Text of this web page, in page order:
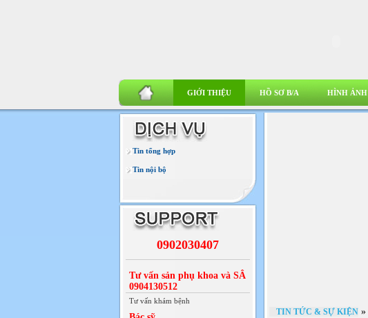
GIỚI THIỆU HỒ SƠ B/A HÌNH ẢNH
Tin tổng hợp
Tin nội bộ
0902030407
Tư vấn sản phụ khoa và SÂ
0904130512
Tư vấn khám bệnh
TIN TỨC & SỰ KIỆN »